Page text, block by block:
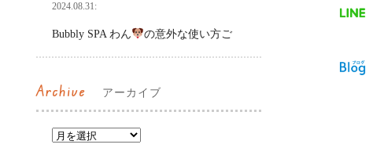
2024.08.31:
Bubbly SPA わん の意外な使い方ご
Archive アーカイブ